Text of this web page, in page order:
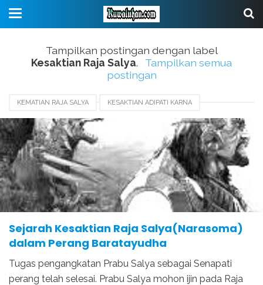
Tampilkan postingan dengan label
Kesaktian Raja Salya.
Tampilkan semua
postingan
KEMATIAN RAJA SALYA KESAKTIAN ADIPATI KARNA
KESAKTIAN ARJUNA KESAKTIAN KRISNA
KESAKTIAN NARASOMA KESAKTIAN RAJA SALYA
NAMA LAIN RAJA SALYA SENJATA RAJA SALYA
Sejarah Kesaktian Raja Salya(Narasoma)
dalam Perang Baratayudha
Tugas pengangkatan Prabu Salya sebagai Senapati
perang telah selesai. Prabu Salya mohon ijin pada Raja